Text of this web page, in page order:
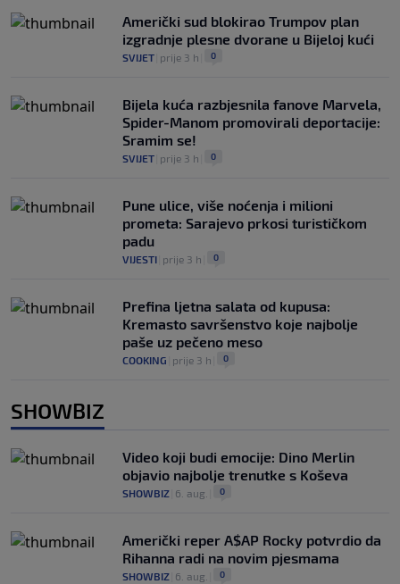
Američki sud blokirao Trumpov plan
izgradnje plesne dvorane u Bijeloj kući
SVIJET prije 3 h 0
Bijela kuća razbjesnila fanove Marvela,
Spider-Manom promovirali deportacije:
Sramim se!
SVIJET prije 3 h 0
Pune ulice, više noćenja i milioni
prometa: Sarajevo prkosi turističkom
padu
VIJESTI prije 3 h 0
Prefina ljetna salata od kupusa:
Kremasto savršenstvo koje najbolje
paše uz pečeno meso
COOKING prije 3 h 0
SHOWBIZ
Video koji budi emocije: Dino Merlin
objavio najbolje trenutke s Koševa
SHOWBIZ 6. aug. 0
Američki reper A$AP Rocky potvrdio da
Rihanna radi na novim pjesmama
SHOWBIZ 6. aug. 0